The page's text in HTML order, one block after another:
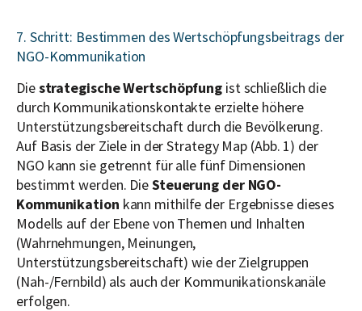
7. Schritt: Bestimmen des Wertschöpfungsbeitrags der
NGO-Kommunikation
Diestrategische Wertschöpfung ist schließlich die
durch Kommunikationskontakte erzielte höhere
Unterstützungsbereitschaft durch die Bevölkerung.
Auf Basis der Ziele in der Strategy Map (Abb. 1) der
NGO kann sie getrennt für alle fünf Dimensionen
bestimmt werden. DieSteuerung der NGO-
Kommunikation kann mithilfe der Ergebnisse dieses
Modells auf der Ebene von Themen und Inhalten
(Wahrnehmungen, Meinungen,
Unterstützungsbereitschaft) wie der Zielgruppen
(Nah-/Fernbild) als auch der Kommunikationskanäle
erfolgen.